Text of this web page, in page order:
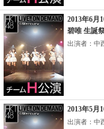
2013年6月
碧唯 生誕
出演者：中
2013年5月
出演者：中